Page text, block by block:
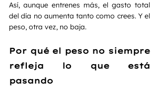
Así, aunque entrenes más, el gasto total
del día no aumenta tanto como crees. Y el
peso, otra vez, no baja.
Por qué el peso no siempre
refleja lo que está
pasando